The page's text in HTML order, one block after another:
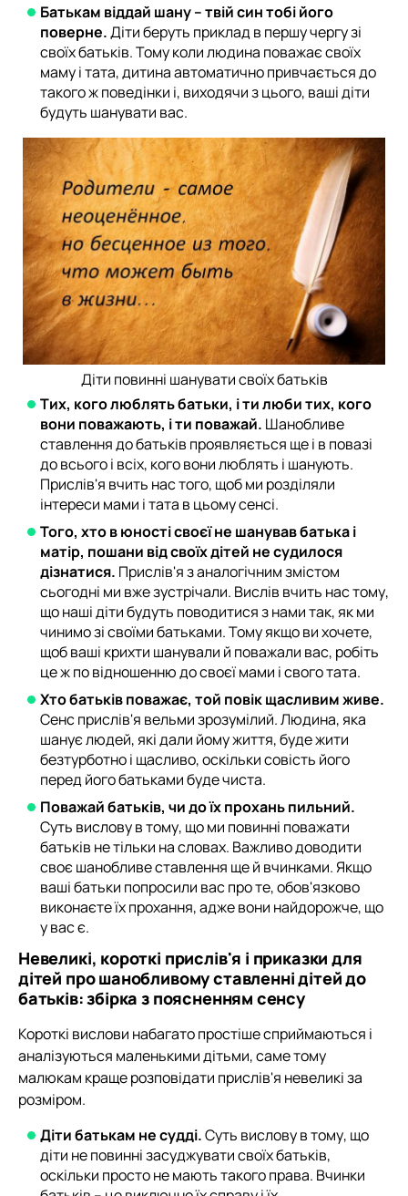
Батькам віддай шану – твій син тобі його
поверне.Діти беруть приклад в першу чергу зі
своїх батьків. Тому коли людина поважає своїх
маму і тата, дитина автоматично привчається до
такого ж поведінки і, виходячи з цього, ваші діти
будуть шанувати вас.
Діти повинні шанувати своїх батьків
Тих, кого люблять батьки, і ти люби тих, кого
вони поважають, і ти поважай. Шанобливе
ставлення до батьків проявляється ще і в повазі
до всього і всіх, кого вони люблять і шанують.
Прислів'я вчить нас того, щоб ми розділяли
інтереси мами і тата в цьому сенсі.
Того, хто в юності своєї не шанував батька і
матір, пошани від своїх дітей не судилося
дізнатися. Прислів'я з аналогічним змістом
сьогодні ми вже зустрічали. Вислів вчить нас тому,
що наші діти будуть поводитися з нами так, як ми
чинимо зі своїми батьками. Тому якщо ви хочете,
щоб ваші крихти шанували й поважали вас, робіть
це ж по відношенню до своєї мами і свого тата.
Хто батьків поважає, той повік щасливим живе.
Сенс прислів'я вельми зрозумілий. Людина, яка
шанує людей, які дали йому життя, буде жити
безтурботно і щасливо, оскільки совість його
перед його батьками буде чиста.
Поважай батьків, чи до їх прохань пильний.
Суть вислову в тому, що ми повинні поважати
батьків не тільки на словах. Важливо доводити
своє шанобливе ставлення ще й вчинками. Якщо
ваші батьки попросили вас про те, обов'язково
виконаєте їх прохання, адже вони найдорожче, що
у вас є.
Невеликі, короткі прислів'я і приказки для
дітей про шанобливому ставленні дітей до
батьків: збірка з поясненням сенсу
Короткі вислови набагато простіше сприймаються і
аналізуються маленькими дітьми, саме тому
малюкам краще розповідати прислів'я невеликі за
розміром.
Діти батькам не судді.Суть вислову в тому, що
діти не повинні засуджувати своїх батьків,
оскільки просто не мають такого права. Вчинки